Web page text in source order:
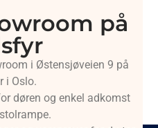
på
i Østensjøveien 9 på
i Oslo.
døren og enkel adkomst